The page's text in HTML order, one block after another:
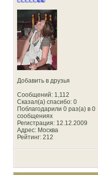
Добавить в друзья
Сообщений: 1,112
Сказал(а) спасибо: 0
Поблагодарили 0 раз(а) в 0
сообщениях
Регистрация: 12.12.2009
Адрес: Москва
Рейтинг: 212